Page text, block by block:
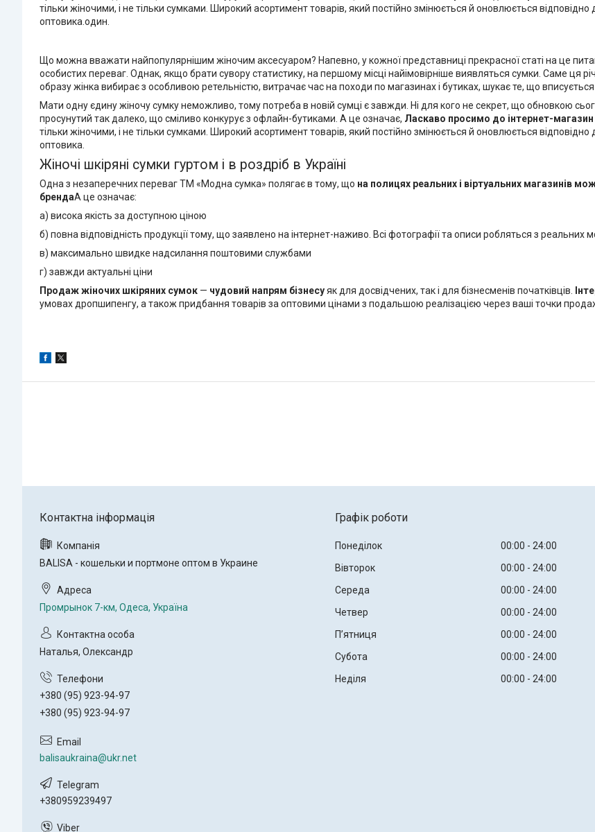
тільки жіночими, і не тільки сумками. Широкий асортимент товарів, який постійно змінюється й оновлюється
оптовика.один.
Що можна вважати найпопулярнішим жіночим аксесуаром? Напевно, у кожної представниці прекрасної статі на це
особистих переваг. Однак, якщо брати сувору статистику, на першому місці найімовірніше виявляться сумки. Саме
образу жінка вибирає з особливою ретельністю, витрачає час на походи по магазинах і бутиках, шукає те, що вписується
Мати одну єдину жіночу сумку неможливо, тому потреба в новій сумці є завжди. Ні для кого не секрет, що обновкою
просунутий так далеко, що сміливо конкурує з офлайн-бутиками. А це означає, Ласкаво просимо до інтернет-
тільки жіночими, і не тільки сумками. Широкий асортимент товарів, який постійно змінюється й оновлюється
оптовика.
Жіночі шкіряні сумки гуртом і в роздріб в Україні
Одна з незаперечних переваг TM «Модна сумка» полягає в тому, що на полицях реальних і віртуальних магазинів
брендаА це означає:
а) висока якість за доступною ціною
б) повна відповідність продукції тому, що заявлено на інтернет-наживо. Всі фотографії та описи робляться з реальних
в) максимально швидке надсилання поштовими службами
г) завжди актуальні ціни
Продаж жіночих шкіряних сумок — чудовий напрям бізнесуяк для досвідчених, так і для бізнесменів початківців.
умовах дропшипенгу, а також придбання товарів за оптовими цінами з подальшою реалізацією через ваші точки
BALISA - кошельки и портмоне оптом в Украине
Промрынок 7-км, Одеса, Україна
Наталья, Олександр
+380 (95) 923-94-97
+380 (95) 923-94-97
balisaukraina@ukr.net
+380959239497
Графік роботи
Понеділок 00:00
24:00
Вівторок
00:00
24:00
Середа
00:00
24:00
Четвер
00:00
24:00
Пʼятниця
00:00
24:00
Субота
00:00
24:00
Неділя
00:00 24:00